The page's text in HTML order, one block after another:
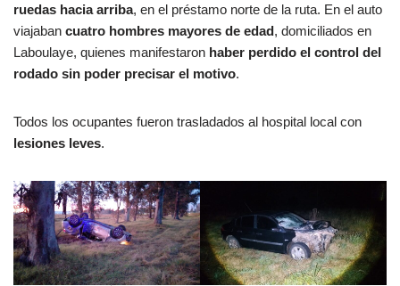
ruedas hacia arriba, en el préstamo norte de la ruta. En el auto
viajaban cuatro hombres mayores de edad, domiciliados en
Laboulaye, quienes manifestaron haber perdido el control del
rodado sin poder precisar el motivo.
Todos los ocupantes fueron trasladados al hospital local con
lesiones leves.